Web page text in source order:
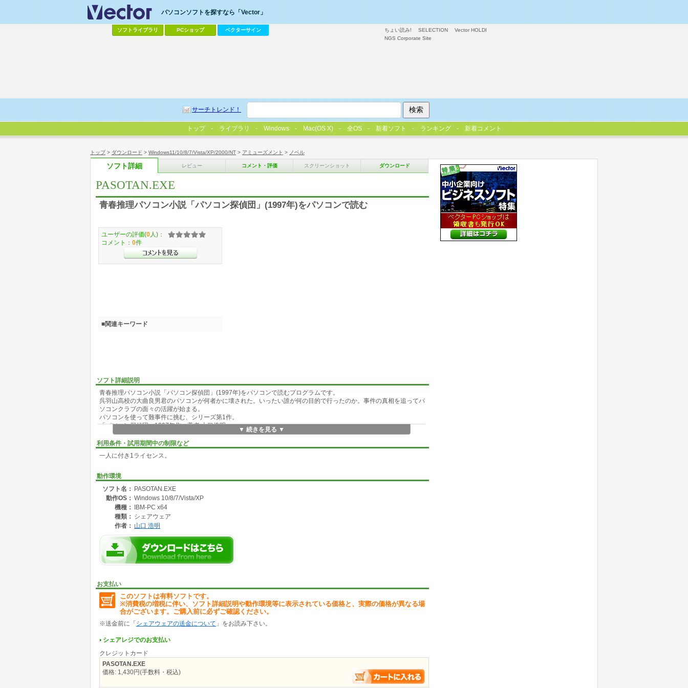
トップ> ダウンロード > Windows11/10/8/7/Vista/XP/2000/NT > アミューズメント > ノベル
ソフト詳細 レビュー コメント・評価 スクリーンショット ダウンロード
PASOTAN.EXE
青春推理パソコン小説「パソコン探偵団」(1997年)をパソコンで読む
ソフト詳細説明
青春推理パソコン小説「パソコン探偵団」(1997年)をパソコンで読むプログラムです。
呉羽山高校の大曲良男君のパソコンが何者かに壊された。いったい誰が何の目的で行ったのか。事件の真相を追ってパ
ソコンクラブの面々の活躍が始まる。
パソコンを使って難事件に挑む、シリーズ第1作。
「パソコン探偵団」1997年作、著者:山口浩明
青春推理小説でありながら、パソコンの基本が分かる「パソコン探偵団」を軽快に、手軽に読んでもらうことを目的に
作りました。
年々パソコンの機能は向上し、機種は新しくなってきていますが、変わらないものもあります。それはOSです。
この作品を読む事により、パソコンを使いこなすヒントにもなる基礎知識も得る事が出来るでしょう。
します。
プログラムとデータが一緒になっているので、このプログラムをダウンロードするだけでパソコンで読み始められま
す。
最近電子ブックが徐々に普及し始めているようですが、わざわざ電子ブックを使わなくても、パソコンで同等以上のこ
とができます。
興味のある人は、試しに使ってみて欲しい。
1,PASOTAN.EXE :「パソコン探偵団」を読むプログラム。64ビット版。
2,PASOTAN32.EXE :「パソコン探偵団」を読むプログラム。32ビット版
以下、PASOTAN と表記されたところは PASOTAN32 と同じ事とします。
3,readme.txt : プログラムの説明ファイル(本ファイル)
注)32ビット版はシステムが32ビットでも64ビットでも動作するが、64ビット版は64ビットのシステムでしか動作しな
い。基本的に同じものなので、使用しているシステムなどを考慮したうえで、好きな方を選択したらよいでしょう。
▼ 続きを見る ▼
利用条件・試用期間中の制限など
一人に付き1ライセンス。
動作環境
ソフト名： PASOTAN.EXE
動作OS： Windows 10/8/7/Vista/XP
機種：
IBM-PC x64
種類： シェアウェア
作者： 山口 浩明
お支払い
このソフトは有料ソフトです。
※消費税の増税に伴い、ソフト詳細説明や動作環境等に表示されている価格と、実際の価格が異なる場
合がございます。ご購入前に必ずご確認ください。
※送金前に「 シェアウェアの送金について 」をお読み下さい。
シェアレジでのお支払い
クレジットカード
PASOTAN.EXE
価格: 1,430円(手数料・税込)
ユーザーの評価(0 人)：
コメント： 0件
■関連キーワード
ちょい読み! SELECTION
Vector HOLDI
NGS Corporate Site
パソコンソフトを探すなら「Vector」
ソフトライブラリ PCショップ ベクターサイン
サーチトレンド！
トップ ライブラリ Windows Mac(OS X) 全OS 新着ソフト ランキング 新着コメント